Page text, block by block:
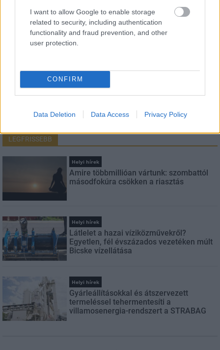
I want to allow Google to enable storage
related to security, including authentication
functionality and fraud prevention, and other
user protection.
CONFIRM
Data Deletion Data Access Privacy Policy
E-mail cím
szabályzatot!
FELIRATKOZÁS
LEGFRISSEBB
Helyi hírek
Amire többmillióan vártunk: szombattól
másodfokúra csökken a riasztás
Helyi hírek
Látlelet a hazai víziközművekről?
Egyetlen, fél évszázados vezetéken múlt
Bicske vízellátása
Helyi hírek
Gyárleállításokkal és átszervezett
termeléssel tehermentesíti a
villamosenergia-rendszert a STRABAG